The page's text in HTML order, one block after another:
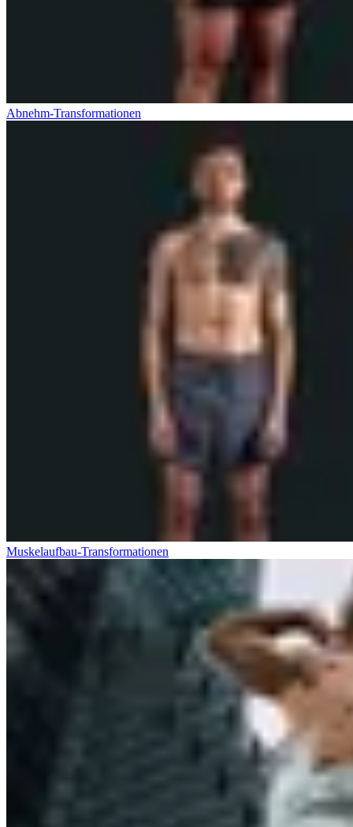
Abnehm-Transformationen
Muskelaufbau-Transformationen